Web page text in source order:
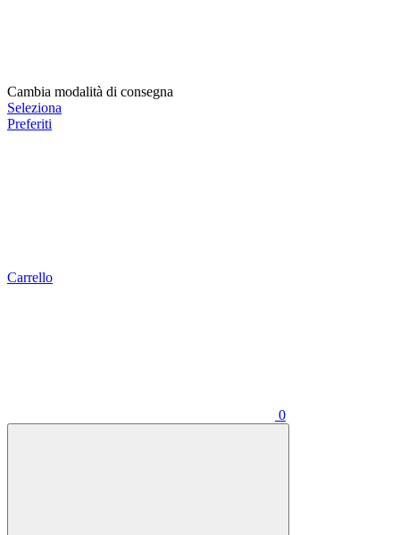
Cambia modalità di consegna
Seleziona
Preferiti
Carrello
0